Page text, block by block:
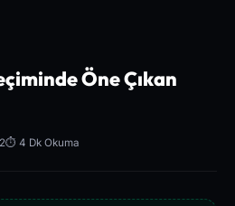
Öne Çıkan
⏱️ 4 Dk Okuma